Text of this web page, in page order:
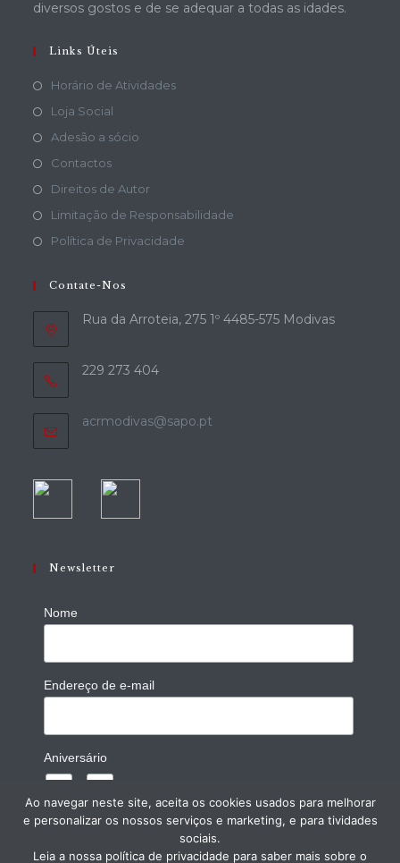
diversos gostos e de se adequar a todas as idades.
Links Úteis
Horário de Atividades
Loja Social
Adesão a sócio
Contactos
Direitos de Autor
Limitação de Responsabilidade
Política de Privacidade
Contate-Nos
Rua da Arroteia, 275 1º 4485-575 Modivas
229 273 404
acrmodivas@sapo.pt
Newsletter
Nome
Endereço de e-mail
Aniversário
Ao navegar neste site, aceita os cookies usados para melhorar
e personalizar os nossos serviços e marketing, e para tividades
sociais.
Leia a nossa política de privacidade para saber mais sobre o